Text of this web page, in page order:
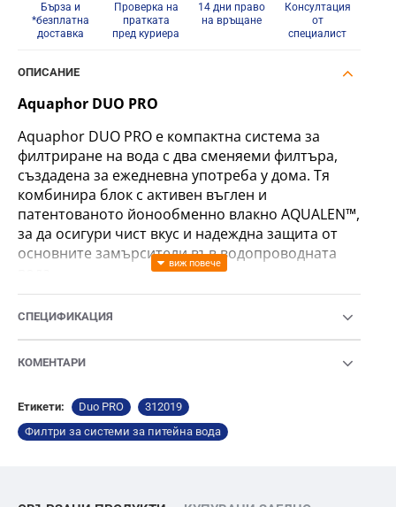
Бърза и
*безплатна
доставка
Проверка на
пратката
пред куриера
14 дни право
на връщане
Консултация
от
специалист
ОПИСАНИЕ
Aquaphor DUO PRO
Aquaphor DUO PRO е компактна система за
филтриране на вода с двa сменяеми филтъра,
създадена за ежедневна употреба у дома. Тя
комбинира блок с активен въглен и
патентованото йонообменно влакно AQUALEN™,
за да осигури чист вкус и надеждна защита от
основните замърсители във водопроводната
активен хлор
тежки метали
пестициди
нитрати/нитрити и арсен
Същевременно системата запазва естествения
СПЕЦИФИКАЦИЯ
КОМЕНТАРИ
Етикети: Duo PRO
312019
Филтри за системи за питейна вода